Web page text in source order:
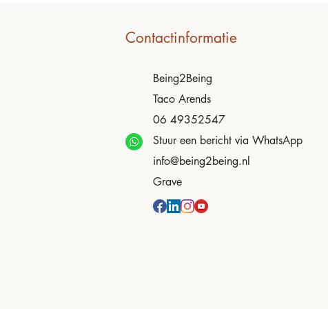
Contactinformatie
Being2Being
Taco Arends
06 49352547
Stuur een bericht via WhatsApp
info@being2being.nl
Grave